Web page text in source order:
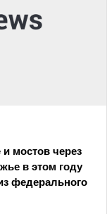
мостов через
в этом году
федерального